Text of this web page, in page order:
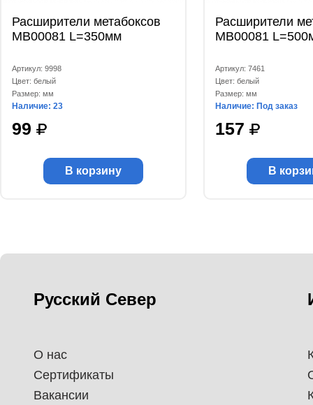
Расширители метабоксов
МВ00081 L=350мм
Артикул: 9998
Цвет: белый
Размер: мм
Наличие: 23
99
В корзину
Расширители
МВ00081
Артикул: 7461
Цвет: белый
Размер: мм
Наличие: Под заказ
157
В
Русский Север
О нас
Сертификаты
Вакансии